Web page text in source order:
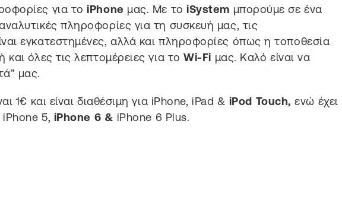
για τοiPhone μας. Με τοiSystem μπορούμε σε ένα
πληροφορίες για τη συσκευή μας, τις
εγκατεστημένες, αλλά και πληροφορίες όπως η τοποθεσία
και όλες τις λεπτομέρειες για τοWi-Fi μας. Καλό είναι να
μας.
1€ και είναι διαθέσιμη για iPhone, iPad & iPod Touch, ενώ έχει
iPhone 5, iPhone 6 & iPhone 6 Plus.